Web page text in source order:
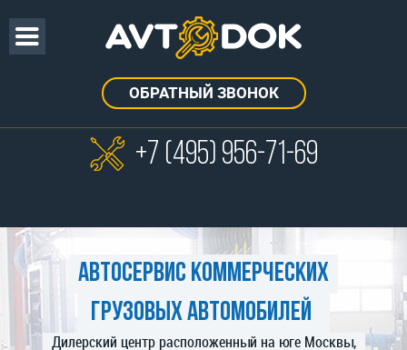
+7 (495) 956-71-69
ОБРАТНЫЙ ЗВОНОК
Автосервис коммерческих
грузовых автомобилей
Дилерский центр расположенный на юге Москвы,